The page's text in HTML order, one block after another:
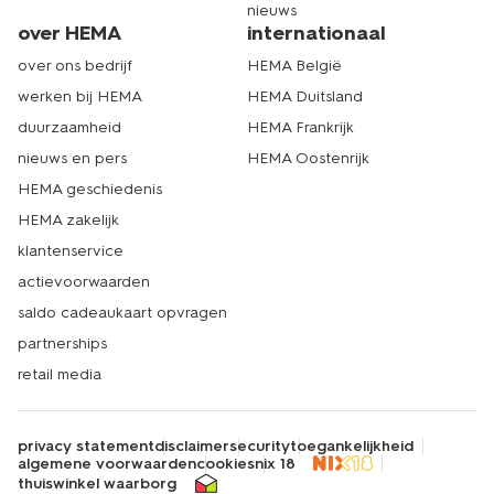
nieuws
over HEMA
over ons bedrijf
werken bij HEMA
duurzaamheid
nieuws en pers
HEMA geschiedenis
HEMA zakelijk
klantenservice
actievoorwaarden
saldo cadeaukaart opvragen
partnerships
retail media
internationaal
HEMA België
HEMA Duitsland
HEMA Frankrijk
HEMA Oostenrijk
privacy statementdisclaimersecuritytoegankelijkheid
algemene voorwaardencookiesnix 18
thuiswinkel waarborg